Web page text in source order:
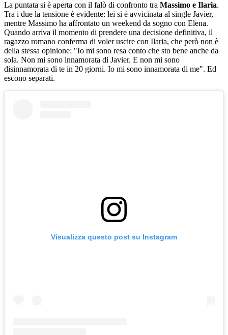
La puntata si è aperta con il falò di confronto tra Massimo e Ilaria.
Tra i due la tensione è evidente: lei si è avvicinata al single Javier,
mentre Massimo ha affrontato un weekend da sogno con Elena.
Quando arriva il momento di prendere una decisione definitiva, il
ragazzo romano conferma di voler uscire con Ilaria, che però non è
della stessa opinione: "Io mi sono resa conto che sto bene anche da
sola. Non mi sono innamorata di Javier. E non mi sono
disinnamorata di te in 20 giorni. Io mi sono innamorata di me". Ed
escono separati.
Visualizza questo post su Instagram